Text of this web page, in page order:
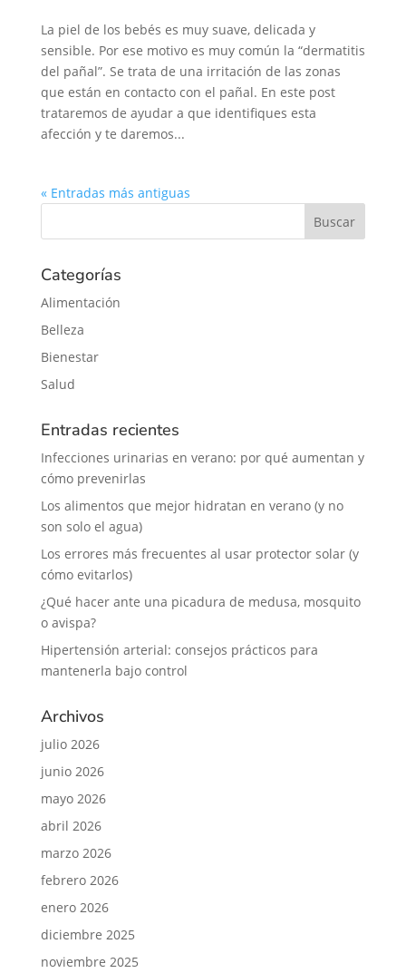
La piel de los bebés es muy suave, delicada y
sensible. Por ese motivo es muy común la “dermatitis
del pañal”. Se trata de una irritación de las zonas
que están en contacto con el pañal. En este post
trataremos de ayudar a que identifiques esta
afección y te daremos...
« Entradas más antiguas
Categorías
Alimentación
Belleza
Bienestar
Salud
Entradas recientes
Infecciones urinarias en verano: por qué aumentan y
cómo prevenirlas
Los alimentos que mejor hidratan en verano (y no
son solo el agua)
Los errores más frecuentes al usar protector solar (y
cómo evitarlos)
¿Qué hacer ante una picadura de medusa, mosquito
o avispa?
Hipertensión arterial: consejos prácticos para
mantenerla bajo control
Archivos
julio 2026
junio 2026
mayo 2026
abril 2026
marzo 2026
febrero 2026
enero 2026
diciembre 2025
noviembre 2025